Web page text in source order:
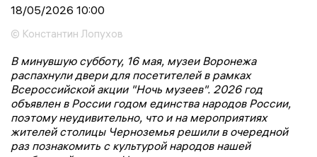
18/05/2026 10:00
© Константин Лопухов
В минувшую субботу, 16 мая, музеи Воронежа
распахнули двери для посетителей в рамках
Всероссийской акции "Ночь музеев". 2026 год
объявлен в России годом единства народов России,
поэтому неудивительно, что и на мероприятиях
жителей столицы Черноземья решили в очередной
раз познакомить с культурой народов нашей